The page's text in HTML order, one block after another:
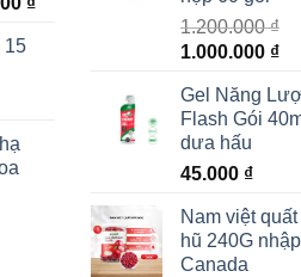
₫.
132.000 ₫.
15
1.200.000₫
Giá
là:
1.200.000 ₫.
1.000.000 ₫Giá
tại
là:
Gel Năng
Flash Gói
dưa hấu
45.000 ₫
Nam việt
hũ 240G
Canada